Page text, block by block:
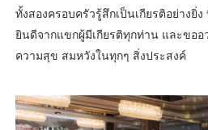
ทั้งสองครอบครัวรู้สึกเป็นเกียรติอย่างยิ่
ยินดีจากแขกผู้มีเกียรติทุกท่าน และขออ
ความสุข สมหวังในทุกๆ สิ่งประสงค์